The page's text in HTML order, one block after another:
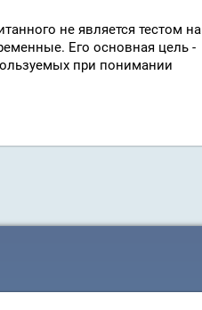
не является тестом на
Его основная цель -
при понимании